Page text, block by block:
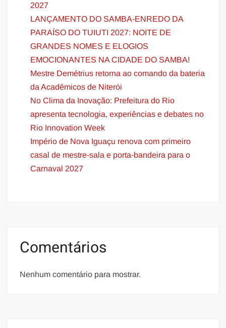
2027
LANÇAMENTO DO SAMBA-ENREDO DA
PARAÍSO DO TUIUTI 2027: NOITE DE
GRANDES NOMES E ELOGIOS
EMOCIONANTES NA CIDADE DO SAMBA!
Mestre Demétrius retorna ao comando da bateria
da Acadêmicos de Niterói
No Clima da Inovação: Prefeitura do Rio
apresenta tecnologia, experiências e debates no
Rio Innovation Week
Império de Nova Iguaçu renova com primeiro
casal de mestre-sala e porta-bandeira para o
Carnaval 2027
Comentários
Nenhum comentário para mostrar.